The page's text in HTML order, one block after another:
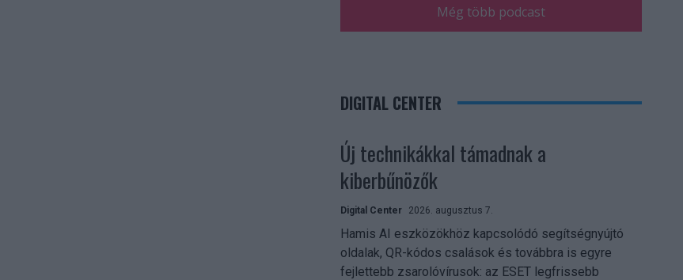
Még több podcast
DIGITAL CENTER
Új technikákkal támadnak a
kiberbűnözők
Digital Center 2026. augusztus 7.
Hamis AI eszközökhöz kapcsolódó segítségnyújtó
oldalak, QR-kódos csalások és továbbra is egyre
fejlettebb zsarolóvírusok: az ESET legfrissebb